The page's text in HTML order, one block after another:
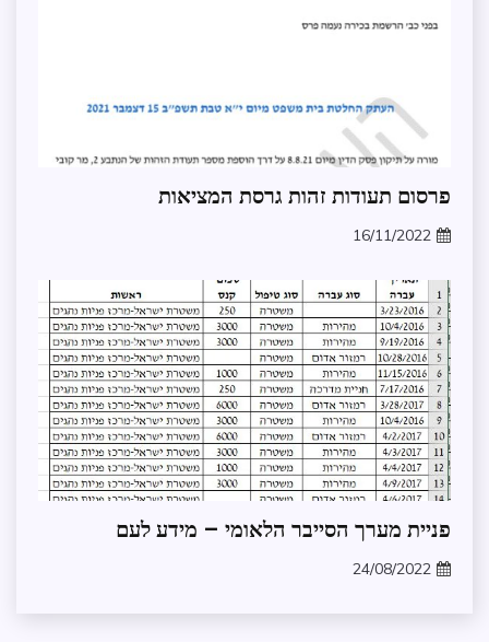
אבטחת
מידע
ממשל
תקין
תקלות
בנט
המשפט
פרסום תעודות זהות גרסת המציאות
16/11/2022
אבטחת
מידע
בקשת
פניית מערך הסייבר הלאומי – מידע לעם
24/08/2022